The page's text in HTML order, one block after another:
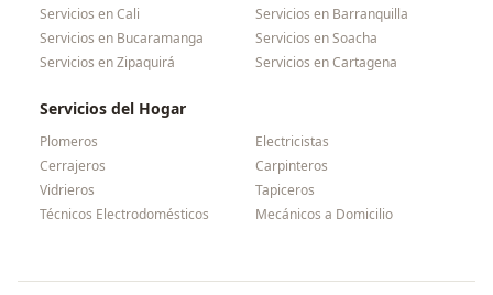
Servicios enCali Servicios en Barranquilla
Servicios en Bucaramanga Servicios enSoacha
Servicios enZipaquirá Servicios enCartagena
Servicios del Hogar
Plomeros
Electricistas
Cerrajeros
Carpinteros
Vidrieros
Tapiceros
Técnicos Electrodomésticos
Mecánicos a Domicilio